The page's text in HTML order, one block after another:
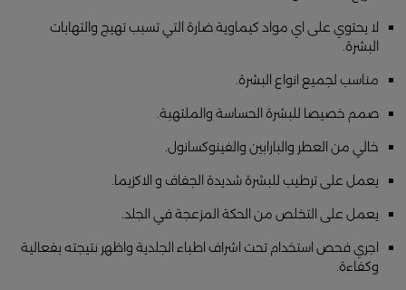
لا يحتوي على اي مواد كيماوية ضارة التي تسبب تهيج والتهابات
البشرة.
مناسب لجميع انواع البشرة.
صمم خصيصا للبشرة الحساسة والملتهبة.
خالي من العطر والبارابين والفينوكسانول.
يعمل على ترطيب للبشرة شديدة الجفاف و الاكزيما.
يعمل على التخلص من الحكة المزعجة في الجلد.
اجري فحص استخدام تحت اشراف اطباء الجلدية واظهر نتيجته بفعالية
وكفاءة.